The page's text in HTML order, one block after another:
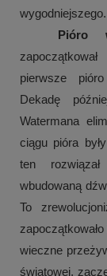
wygodniejszego.
Pióro
pierwsze
Dekadę
Watermana
ciągu pióra
ten
wbudowaną
To
wieczne
światowej,